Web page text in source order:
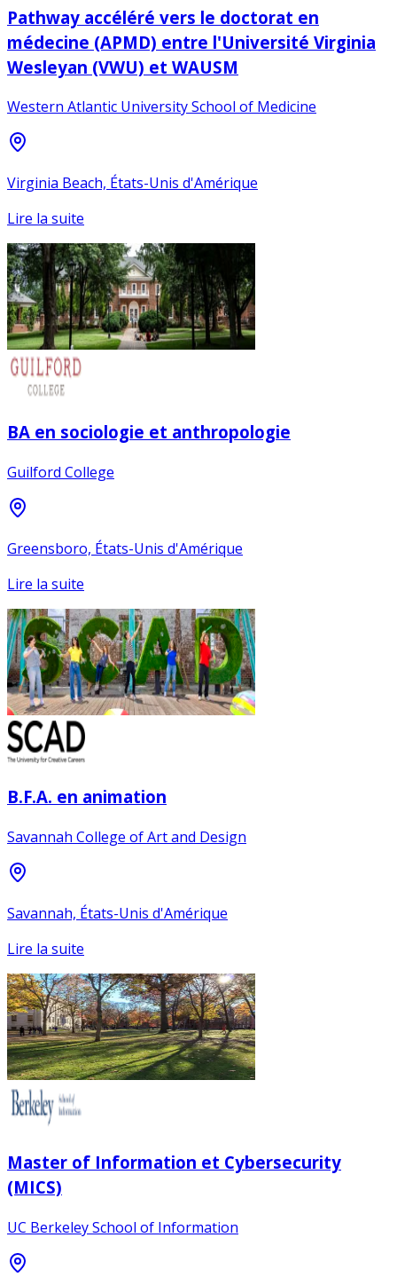
Pathway accéléré vers le doctorat en
médecine (APMD) entre l'Université Virginia
Wesleyan (VWU) et WAUSM
Western Atlantic University School of Medicine
Virginia Beach, États-Unis d'Amérique
Lire la suite
BA en sociologie et anthropologie
Guilford College
Greensboro, États-Unis d'Amérique
Lire la suite
B.F.A. en animation
Savannah College of Art and Design
Savannah, États-Unis d'Amérique
Lire la suite
Master of Information et Cybersecurity
(MICS)
UC Berkeley School of Information